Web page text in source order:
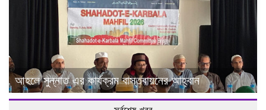
আহলে সুন্নাত এর কার্যক্রম বাস্তবায়নের আহ্বান